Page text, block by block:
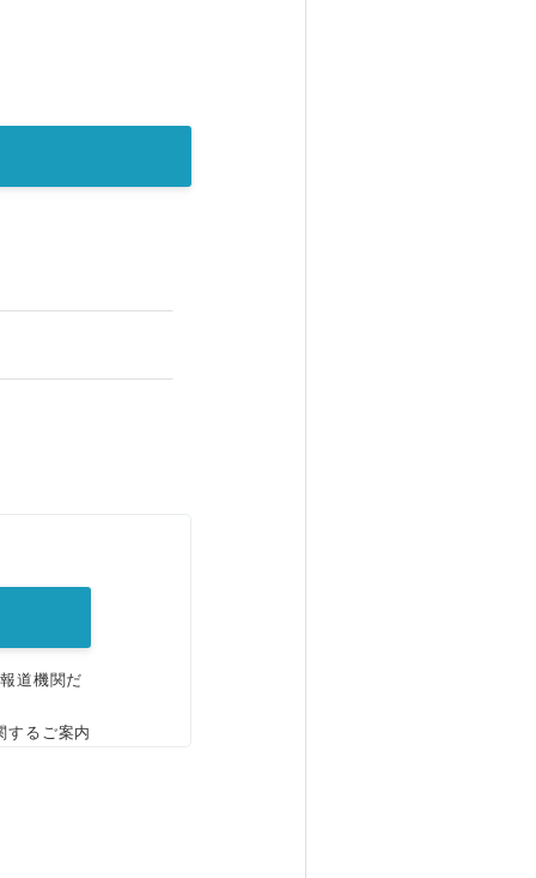
道機関だ
するご案内